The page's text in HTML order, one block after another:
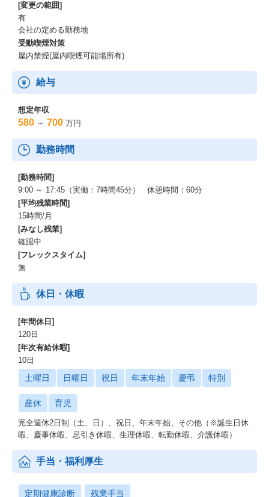
[変更の範囲]
有
会社の定める勤務地
受動喫煙対策
屋内禁煙(屋内喫煙可能場所有)
給与
想定年収
580 ～ 700 万円
勤務時間
[勤務時間]
9:00 ～ 17:45（実働：7時間45分） 休憩時間：60分
[平均残業時間]
15時間/月
[みなし残業]
確認中
[フレックスタイム]
無
休日・休暇
[年間休日]
120日
[年次有給休暇]
10日
土曜日 日曜日 祝日 年末年始 慶弔 特別
産休 育児
完全週休2日制（土、日）、祝日、年末年始、その他（※誕生日休
暇、慶事休暇、忌引き休暇、生理休暇、転勤休暇、介護休暇）
手当・福利厚生
定期健康診断 残業手当